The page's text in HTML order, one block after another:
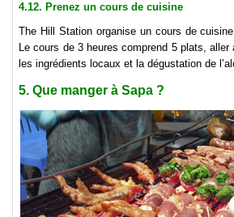
4.12. Prenez un cours de cuisine
The Hill Station organise un cours de
Le cours de 3 heures comprend 5 plats, aller
les ingrédients locaux et la dégustation de
5. Que manger à Sapa ?